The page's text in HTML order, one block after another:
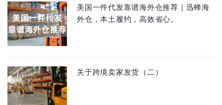
美国一件代发靠谱海外仓推荐｜迅蜂海
外仓，本土履约，高效省心。
关于跨境卖家发货（二）